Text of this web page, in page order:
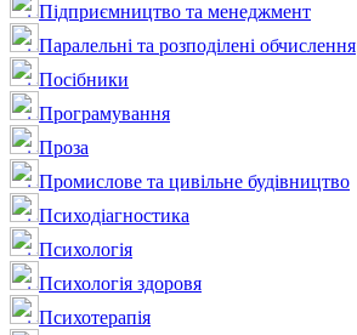
Підприємництво та менеджмент
Паралельні та розподілені обчислення
Посібники
Програмування
Проза
Промислове та цивільне будівництво
Психодіагностика
Психологія
Психологія здоровя
Психотерапія